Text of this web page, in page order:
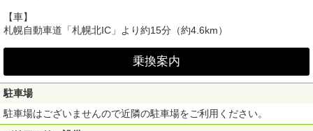
【車】
札幌自動車道「札幌北IC」より約15分（約4.6km）
乗換案内
駐車場
駐車場はございませんので近隣の駐車場をご利用ください。